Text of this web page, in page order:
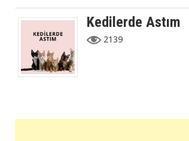
Kedilerde Astım
2139